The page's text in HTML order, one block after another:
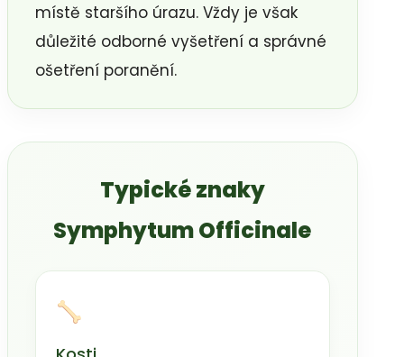
místě staršího úrazu. Vždy je však
důležité odborné vyšetření a správné
ošetření poranění.
Typické znaky
Symphytum Officinale